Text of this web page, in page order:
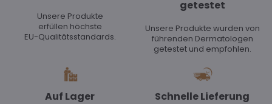
Unsere Produkte
erfüllen höchste
EU-Qualitätsstandards.
getestet
Unsere Produkte wurden von
führenden Dermatologen
getestet und empfohlen.
Auf Lager Schnelle Lieferung